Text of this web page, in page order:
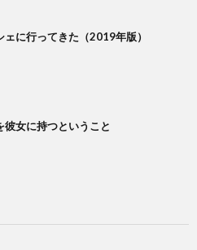
ェに行ってきた（2019年版）
彼女に持つということ